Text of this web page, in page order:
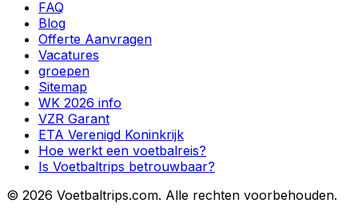
FAQ
Blog
Offerte Aanvragen
Vacatures
groepen
Sitemap
WK 2026 info
VZR Garant
ETA Verenigd Koninkrijk
Hoe werkt een voetbalreis?
Is Voetbaltrips betrouwbaar?
© 2026 Voetbaltrips.com. Alle rechten voorbehouden.